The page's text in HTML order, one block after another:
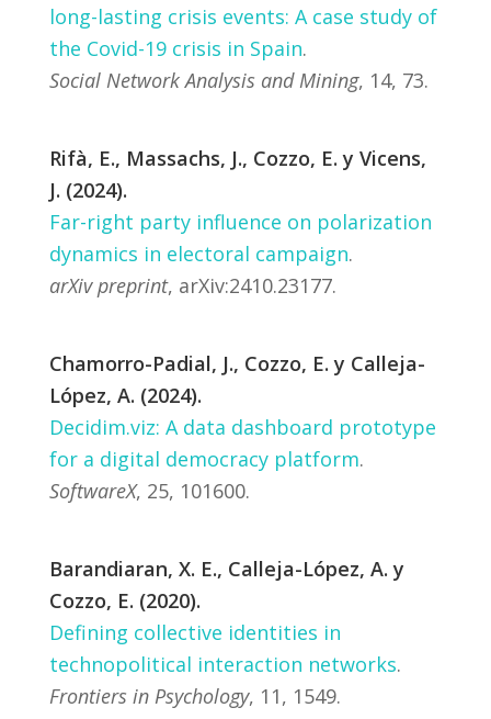
long-lasting crisis events: A case study of
the Covid-19 crisis in Spain.
Social Network Analysis and Mining, 14, 73.
Rifà, E., Massachs, J., Cozzo, E. y Vicens,
J. (2024).
Far-right party influence on polarization
dynamics in electoral campaign.
arXiv preprint, arXiv:2410.23177.
Chamorro-Padial, J., Cozzo, E. y Calleja-
López, A. (2024).
Decidim.viz: A data dashboard prototype
for a digital democracy platform.
SoftwareX, 25, 101600.
Barandiaran, X. E., Calleja-López, A. y
Cozzo, E. (2020).
Defining collective identities in
technopolitical interaction networks.
Frontiers in Psychology, 11, 1549.